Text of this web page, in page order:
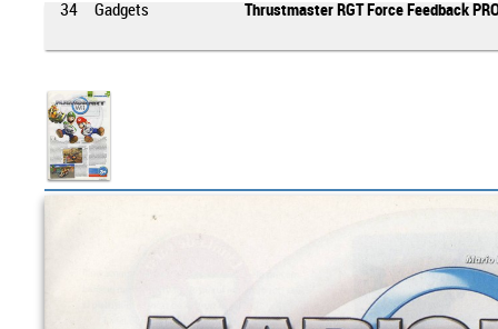
34 Gadgets Thrustmaster RGT Force Feedback